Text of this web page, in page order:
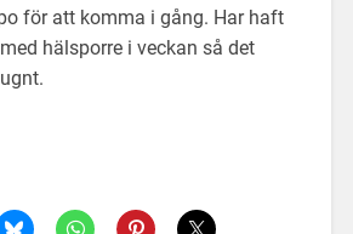
för att komma i gång. Har haft
hälsporre i veckan så det